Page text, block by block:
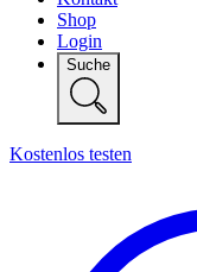
Shop
Login
Suche
Kostenlos testen